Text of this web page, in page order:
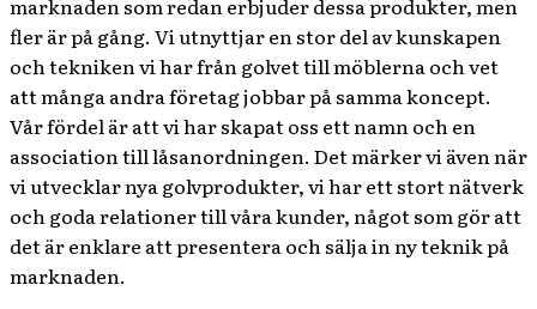
marknaden som redan erbjuder dessa produkter, men
fler är på gång. Vi utnyttjar en stor del av kunskapen
och tekniken vi har från golvet till möblerna och vet
att många andra företag jobbar på samma koncept.
Vår fördel är att vi har skapat oss ett namn och en
association till låsanordningen. Det märker vi även när
vi utvecklar nya golvprodukter, vi har ett stort nätverk
och goda relationer till våra kunder, något som gör att
det är enklare att presentera och sälja in ny teknik på
marknaden.